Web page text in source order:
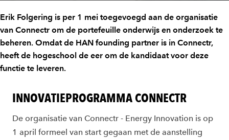
Erik Folgering is per 1 mei toegevoegd aan de organisatie
van Connectr om de portefeuille onderwijs en onderzoek te
beheren. Omdat de HAN founding partner is in Connectr,
heeft de hogeschool de eer om de kandidaat voor deze
functie te leveren.
INNOVATIEPROGRAMMA CONNECTR
De organisatie van Connectr - Energy Innovation is op
1 april formeel van start gegaan met de aanstelling